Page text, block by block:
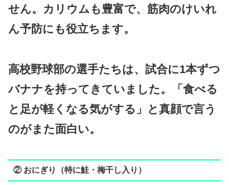
せん。カリウムも豊富で、筋肉のけいれ
ん予防にも役立ちます。
高校野球部の選手たちは、試合に1本ずつ
バナナを持ってきていました。「食べる
と足が軽くなる気がする」と真顔で言う
のがまた面白い。
② おにぎり（特に鮭・梅干し入り）